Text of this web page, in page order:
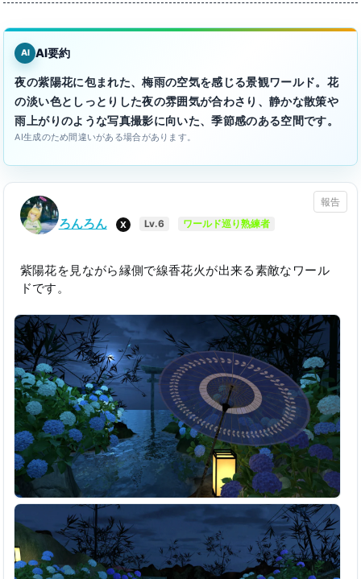
AI AI要約
夜の紫陽花に包まれた、梅雨の空気を感じる景観ワールド。花
の淡い色としっとりした夜の雰囲気が合わさり、静かな散策や
雨上がりのような写真撮影に向いた、季節感のある空間です。
AI生成のため間違いがある場合があります。
報告
ろんろん X Lv.6 ワールド巡り熟練者
紫陽花を見ながら縁側で線香花火が出来る素敵なワール
ドです。